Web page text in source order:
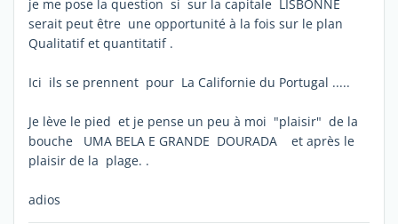
je me pose la question si sur la capitale LISBONNE
serait peut être une opportunité à la fois sur le plan
Qualitatif et quantitatif .
Ici ils se prennent pour La Californie du Portugal .....
Je lève le pied et je pense un peu à moi "plaisir" de la
bouche UMA BELA E GRANDE DOURADA et après le
plaisir de la plage. .
adios